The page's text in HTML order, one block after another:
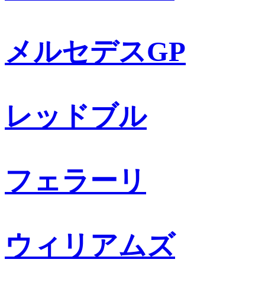
メルセデスGP
レッドブル
フェラーリ
ウィリアムズ